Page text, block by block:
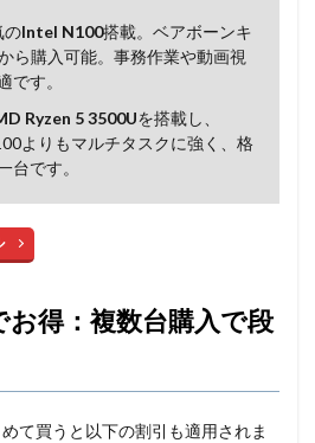
のIntel N100搭載。ベアボーンキ
ら購入可能。事務作業や動画視
です。
Ryzen 5 3500Uを搭載し、
よりもマルチタスクに強く、格
台です。
お得：複数台購入で段
て買うと以下の割引も適用されま